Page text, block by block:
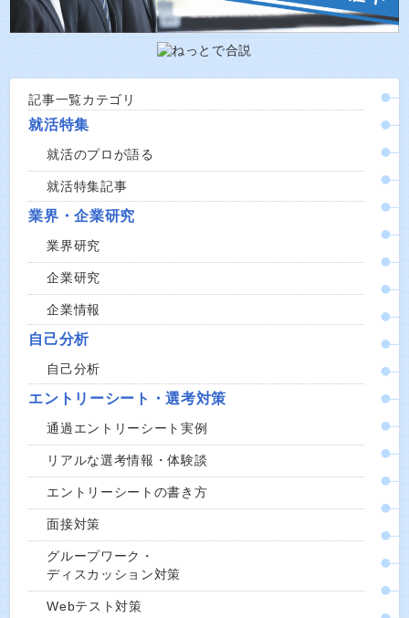
記事一覧カテゴリ
就活特集
就活のプロが語る
就活特集記事
業界・企業研究
業界研究
企業研究
企業情報
自己分析
自己分析
エントリーシート・選考対策
通過エントリーシート実例
リアルな選考情報・体験談
エントリーシートの書き方
面接対策
グループワーク・
ディスカッション対策
Webテスト対策